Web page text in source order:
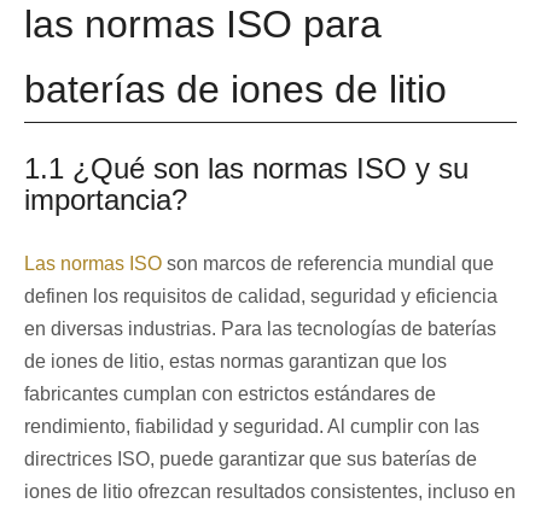
las normas ISO para
baterías de iones de litio
1.1 ¿Qué son las normas ISO y su
importancia?
Las normas ISO son marcos de referencia mundial que
definen los requisitos de calidad, seguridad y eficiencia
en diversas industrias. Para las tecnologías de baterías
de iones de litio, estas normas garantizan que los
fabricantes cumplan con estrictos estándares de
rendimiento, fiabilidad y seguridad. Al cumplir con las
directrices ISO, puede garantizar que sus baterías de
iones de litio ofrezcan resultados consistentes, incluso en